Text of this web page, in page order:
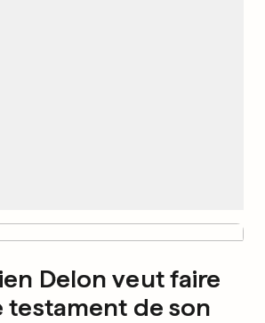
Delon veut faire
testament de son